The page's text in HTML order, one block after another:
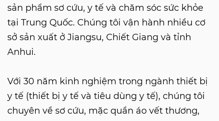
sản phẩm sơ cứu, y tế và chăm sóc sức khỏe
tại Trung Quốc. Chúng tôi vận hành nhiều cơ
sở sản xuất ở Jiangsu, Chiết Giang và tỉnh
Anhui.
Với 30 năm kinh nghiệm trong ngành thiết bị
y tế (thiết bị y tế và tiêu dùng y tế), chúng tôi
chuyên về sơ cứu, mặc quần áo vết thương,